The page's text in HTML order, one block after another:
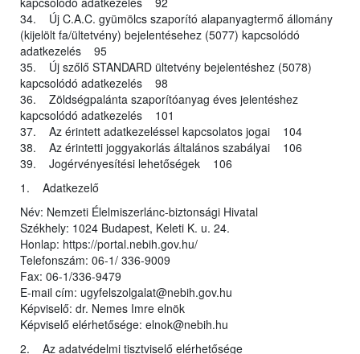
34. Új C.A.C. gyümölcs szaporító alapanyagtermő állomány
(kijelölt fa/ültetvény) bejelentésehez (5077) kapcsolódó
adatkezelés 95
35. Új szőlő STANDARD ültetvény bejelentéshez (5078)
kapcsolódó adatkezelés 98
36. Zöldségpalánta szaporítóanyag éves jelentéshez
kapcsolódó adatkezelés 101
37. Az érintett adatkezeléssel kapcsolatos jogai 104
38. Az érintetti joggyakorlás általános szabályai 106
39. Jogérvényesítési lehetőségek 106
1. Adatkezelő
Név: Nemzeti Élelmiszerlánc-biztonsági Hivatal
Székhely: 1024 Budapest, Keleti K. u. 24.
Honlap: https://portal.nebih.gov.hu/
Telefonszám: 06-1/ 336-9009
Fax: 06-1/336-9479
E-mail cím: ugyfelszolgalat@nebih.gov.hu
Képviselő: dr. Nemes Imre elnök
Képviselő elérhetősége: elnok@nebih.hu
2. Az adatvédelmi tisztviselő elérhetősége